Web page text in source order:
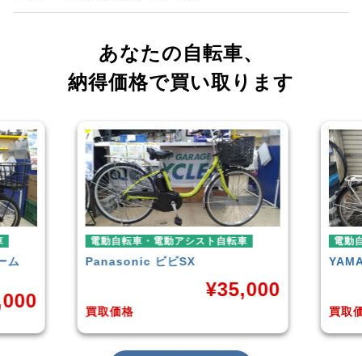
あなたの自転車、
納得価格で買い取ります
動アシスト自転車
ビビSX
電動自転車・電動アシスト自転車
YAMAHA